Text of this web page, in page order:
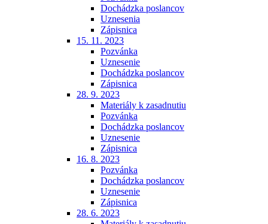
Dochádzka poslancov
Uznesenia
Zápisnica
15. 11. 2023
Pozvánka
Uznesenie
Dochádzka poslancov
Zápisnica
28. 9. 2023
Materiály k zasadnutiu
Pozvánka
Dochádzka poslancov
Uznesenie
Zápisnica
16. 8. 2023
Pozvánka
Dochádzka poslancov
Uznesenie
Zápisnica
28. 6. 2023